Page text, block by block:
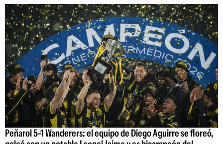
Peñarol 5-1 Wanderers: el equipo de Diego Aguirre se floreó,